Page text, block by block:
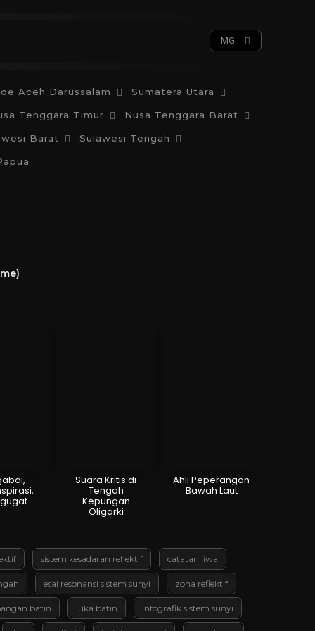
MG
Aceh Darussalam Sumatera Utara
Tenggara Timur Nusa Tenggara Barat
Barat Sulawesi Tengah
Suara Kritis di
Tengah
Kepungan
Oligarki
Ahli Peperangan
Bawah Laut
sistem kesadaran reflektif catatan jiwa
esai resonansi sistem sunyi zona reflektif
batin luka batin infografik sistem sunyi